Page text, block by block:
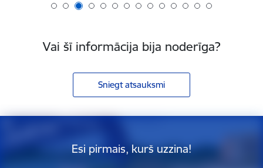
Vai šī informācija bija noderīga?
Sniegt atsauksmi
Esi pirmais, kurš uzzina!